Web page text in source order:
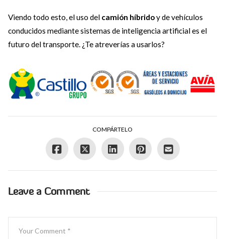
Viendo todo esto, el uso del camión híbridoy de vehículos
conducidos mediante sistemas de inteligencia artificial es el
futuro del transporte. ¿Te atreverías a usarlos?
COMPÁRTELO
Leave a Comment